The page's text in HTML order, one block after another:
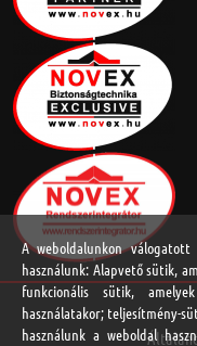
A weboldalunkon
használunk: Alapvető sütik,
funkcionális sütik,
használatakor; teljesítmény-
használunk a weboldal